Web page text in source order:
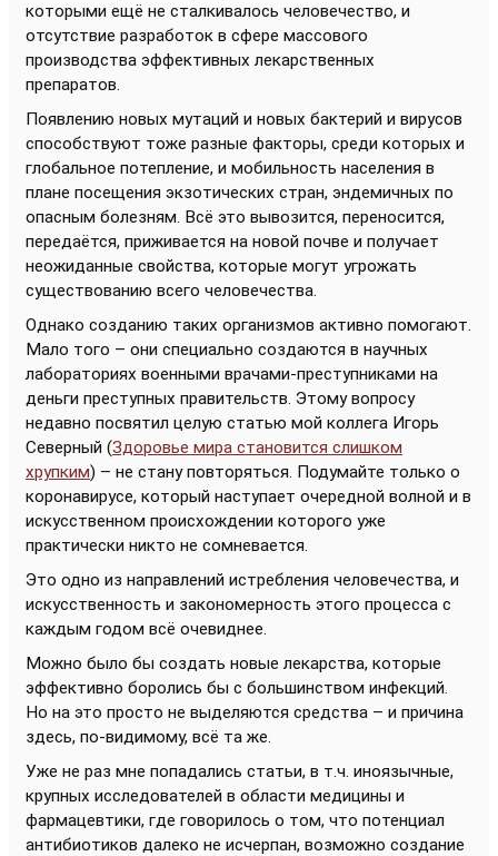
которыми ещё не сталкивалось человечество, и
отсутствие разработок в сфере массового
производства эффективных лекарственных
препаратов.
Появлению новых мутаций и новых бактерий и вирусов
способствуют тоже разные факторы, среди которых и
глобальное потепление, и мобильность населения в
плане посещения экзотических стран, эндемичных по
опасным болезням. Всё это вывозится, переносится,
передаётся, приживается на новой почве и получает
неожиданные свойства, которые могут угрожать
существованию всего человечества.
Однако созданию таких организмов активно помогают.
Мало того – они специально создаются в научных
лабораториях военными врачами-преступниками на
деньги преступных правительств. Этому вопросу
недавно посвятил целую статью мой коллега Игорь
Северный (Здоровье мира становится слишком
хрупким) – не стану повторяться. Подумайте только о
коронавирусе, который наступает очередной волной и в
искусственном происхождении которого уже
практически никто не сомневается.
Это одно из направлений истребления человечества, и
искусственность и закономерность этого процесса с
каждым годом всё очевиднее.
Можно было бы создать новые лекарства, которые
эффективно боролись бы с большинством инфекций.
Но на это просто не выделяются средства – и причина
здесь, по-видимому, всё та же.
Уже не раз мне попадались статьи, в т.ч. иноязычные,
крупных исследователей в области медицины и
фармацевтики, где говорилось о том, что потенциал
антибиотиков далеко не исчерпан, возможно создание